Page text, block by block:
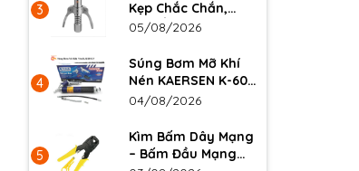
3
Kẹp Chắc Chắn,
Chịu Áp Lực Cao,
Bỉ
05/08/2026
4
Súng Bơm Mỡ Khí
Nén KAERSEN K-601
– Bơm Mỡ Nhanh,
04/08/2026
5
Kìm Bấm Dây Mạng
– Bấm Đầu Mạng